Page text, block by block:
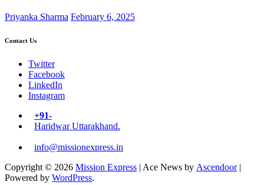
Priyanka Sharma February 6, 2025
Contact Us
Twitter
Facebook
LinkedIn
Instagram
+91-
Haridwar Uttarakhand.
info@missionexpress.in
Copyright © 2026 Mission Express | Ace News by Ascendoor|
Powered by WordPress.